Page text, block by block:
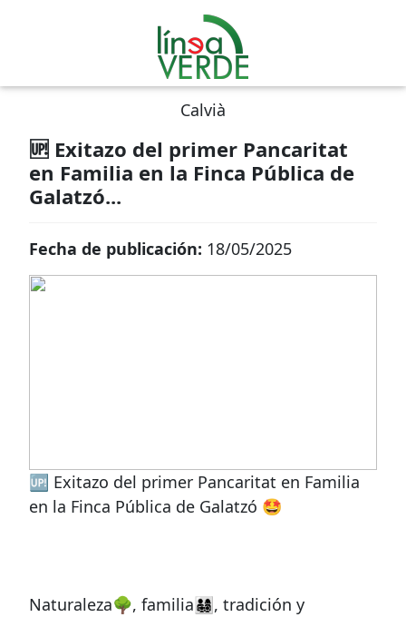
Calvià
🆙 Exitazo del primer Pancaritat
en Familia en la Finca Pública de
Galatzó...
Fecha de publicación: 18/05/2025
🆙 Exitazo del primer Pancaritat en Familia
en la Finca Pública de Galatzó 🤩
Naturaleza🌳, familia👨‍👩‍👧‍👦, tradición y